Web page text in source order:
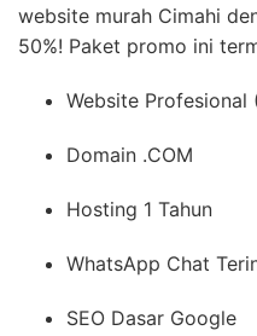
website murah Cimahi
50%! Paket promo ini
Website Profesional
Domain .COM
Hosting 1 Tahun
WhatsApp Chat
SEO Dasar Google